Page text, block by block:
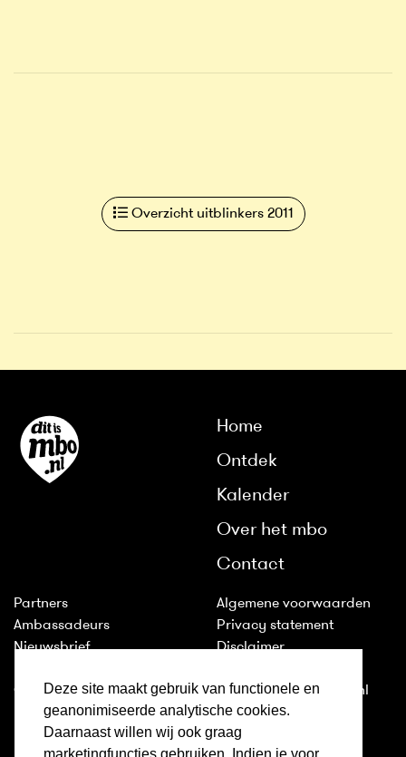
Deze site maakt gebruik van functionele en
geanonimiseerde analytische cookies.
Daarnaast willen wij ook graag
Overzicht uitblinkers 2011
Home
Ontdek
Kalender
Over het mbo
Contact
Partners
Ambassadeurs
Nieuwsbrief
Colofon
Algemene voorwaarden
Privacy statement
Disclaimer
2011-2026 © ditismbo.nl
Inloggen